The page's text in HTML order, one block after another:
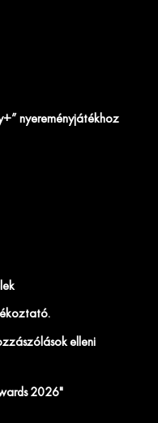
nyereményjátékhoz
elleni
2026"